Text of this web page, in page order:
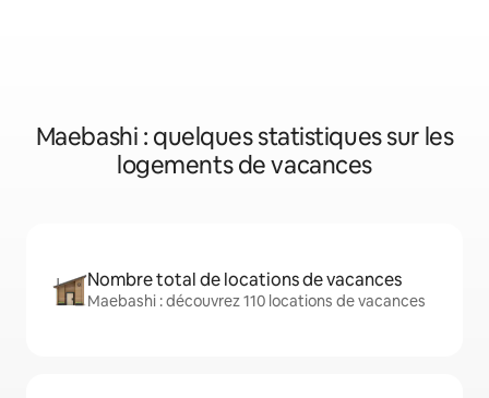
Maebashi : quelques statistiques sur les
logements de vacances
Nombre total de locations de vacances
Maebashi : découvrez 110 locations de vacances